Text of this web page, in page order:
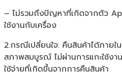
– ไม่รวมถึงปัญหาที่เกิดจากตัว
ใช้งานกับเครื่อง
2.กรณีเปลี่ยนใจ: คืนสินค้าได้ภาย
สภาพสมบูรณ์ ไม่ผ่านการแกะใช้งา
ใช้จ่ายที่เกิดขึ้นจากการคืนสินค้า